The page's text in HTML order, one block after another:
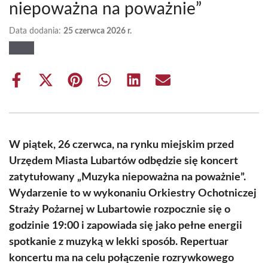
niepoważna na poważnie”
Data dodania: 25 czerwca 2026 r.
Share
Share
(Twitter)
Share Share Share Share
W piątek, 26 czerwca, na rynku miejskim przed
Urzędem Miasta Lubartów odbędzie się koncert
zatytułowany „Muzyka niepoważna na poważnie”.
Wydarzenie to w wykonaniu Orkiestry Ochotniczej
Straży Pożarnej w Lubartowie rozpocznie się o
godzinie 19:00 i zapowiada się jako pełne energii
spotkanie z muzyką w lekki sposób. Repertuar
koncertu ma na celu połączenie rozrywkowego